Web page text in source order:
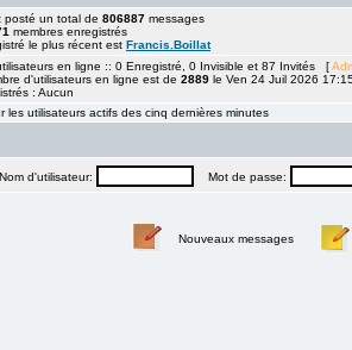
posté un total de 806887 messages
membres enregistrés
le plus récent est Francis.Boillat
en ligne :: 0 Enregistré, 0 Invisible et 87 Invités [
d'utilisateurs en ligne est de 2889 le Ven 24 Juil 2026
: Aucun
les utilisateurs actifs des cinq dernières minutes
Nom d'utilisateur: Mot de passe:
Nouveaux messages